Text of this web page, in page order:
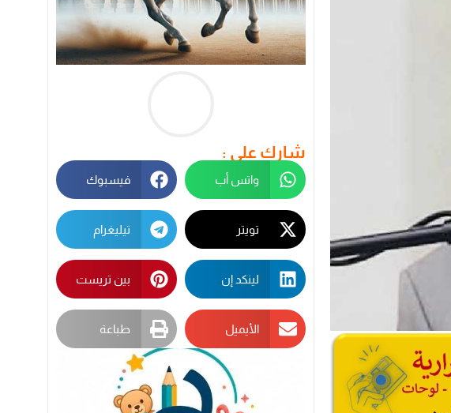
شارك على :
واتس أب فيسبوك
تويتر تيليغرام
لينكد إن بين تريست
الأيميل طباعة